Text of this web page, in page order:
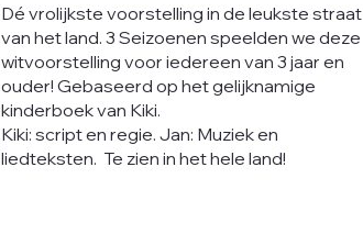
Dé vrolijkste voorstelling in de leukste straat
van het land. 3 Seizoenen speelden we deze
witvoorstelling voor iedereen van 3 jaar en
ouder! Gebaseerd op het gelijknamige
kinderboek van Kiki.
Kiki: script en regie. Jan: Muziek en
liedteksten. Te zien in het hele land!